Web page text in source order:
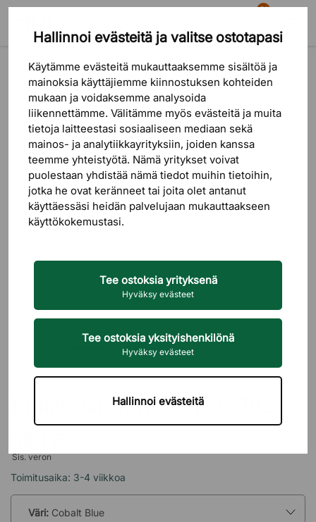
Hallinnoi evästeitä ja valitse ostotapasi
Käytämme evästeitä mukauttaaksemme sisältöä ja
mainoksia käyttäjiemme kiinnostuksen kohteiden
mukaan ja voidaksemme analysoida
liikennettämme. Välitämme myös evästeitä ja muita
tietoja laitteestasi sosiaaliseen mediaan sekä
mainos- ja analytiikkayrityksiin, joiden kanssa
teemme yhteistyötä. Nämä yritykset voivat
puolestaan ​​yhdistää nämä tiedot muihin tietoihin,
jotka he ovat keränneet tai joita olet antanut
käyttäessäsi heidän palvelujaan mukauttaakseen
käyttökokemustasi.
Tee ostoksia yrityksenä
Hyväksy evästeet
Tee ostoksia yksityishenkilönä
Hyväksy evästeet
Hallinnoi evästeitä
Etsi
81
Ostoskori
&TRADITION
Lattiavalaisin Flowerpot VP12
Sis. veron
Toimitusaika: 3-4 viikkoa
Väri: Cobalt Blue